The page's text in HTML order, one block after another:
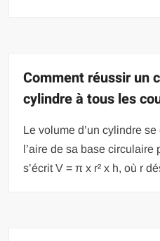
Comment réussir un
cylindre à tous les
Le volume d’un cylindre
l’aire de sa base circulaire
s’écrit V = π x r² x h, où r